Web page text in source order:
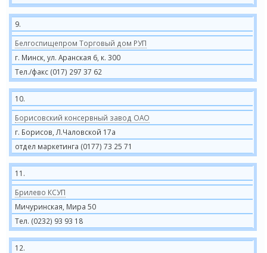
9.
Белгоспищепром Торговый дом РУП
г. Минск, ул. Аранская 6, к. 300
Тел./факс (017) 297 37 62
10.
Борисовский консервный завод ОАО
г. Борисов, Л.Чаловской 17а
отдел маркетинга (0177) 73 25 71
11.
Брилево КСУП
Мичуринская, Мира 50
Тел. (0232) 93 93 18
12.